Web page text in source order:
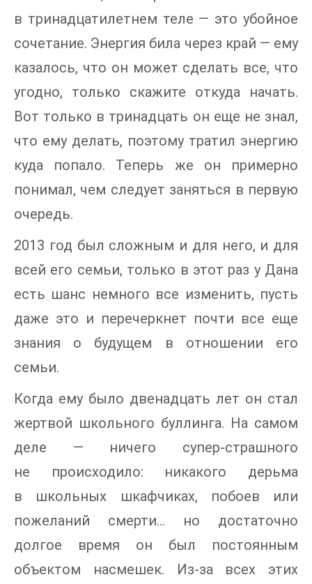
в тринадцатилетнем теле — это убойное
сочетание. Энергия била через край — ему
казалось, что он может сделать все, что
угодно, только скажите откуда начать.
Вот только в тринадцать он еще не знал,
что ему делать, поэтому тратил энергию
куда попало. Теперь же он примерно
понимал, чем следует заняться в первую
очередь.
2013 год был сложным и для него, и для
всей его семьи, только в этот раз у Дана
есть шанс немного все изменить, пусть
даже это и перечеркнет почти все еще
знания о будущем в отношении его
семьи.
Когда ему было двенадцать лет он стал
жертвой школьного буллинга. На самом
деле — ничего супер-страшного
не происходило: никакого дерьма
в школьных шкафчиках, побоев или
пожеланий смерти… но достаточно
долгое время он был постоянным
объектом насмешек. Из-за всех этих